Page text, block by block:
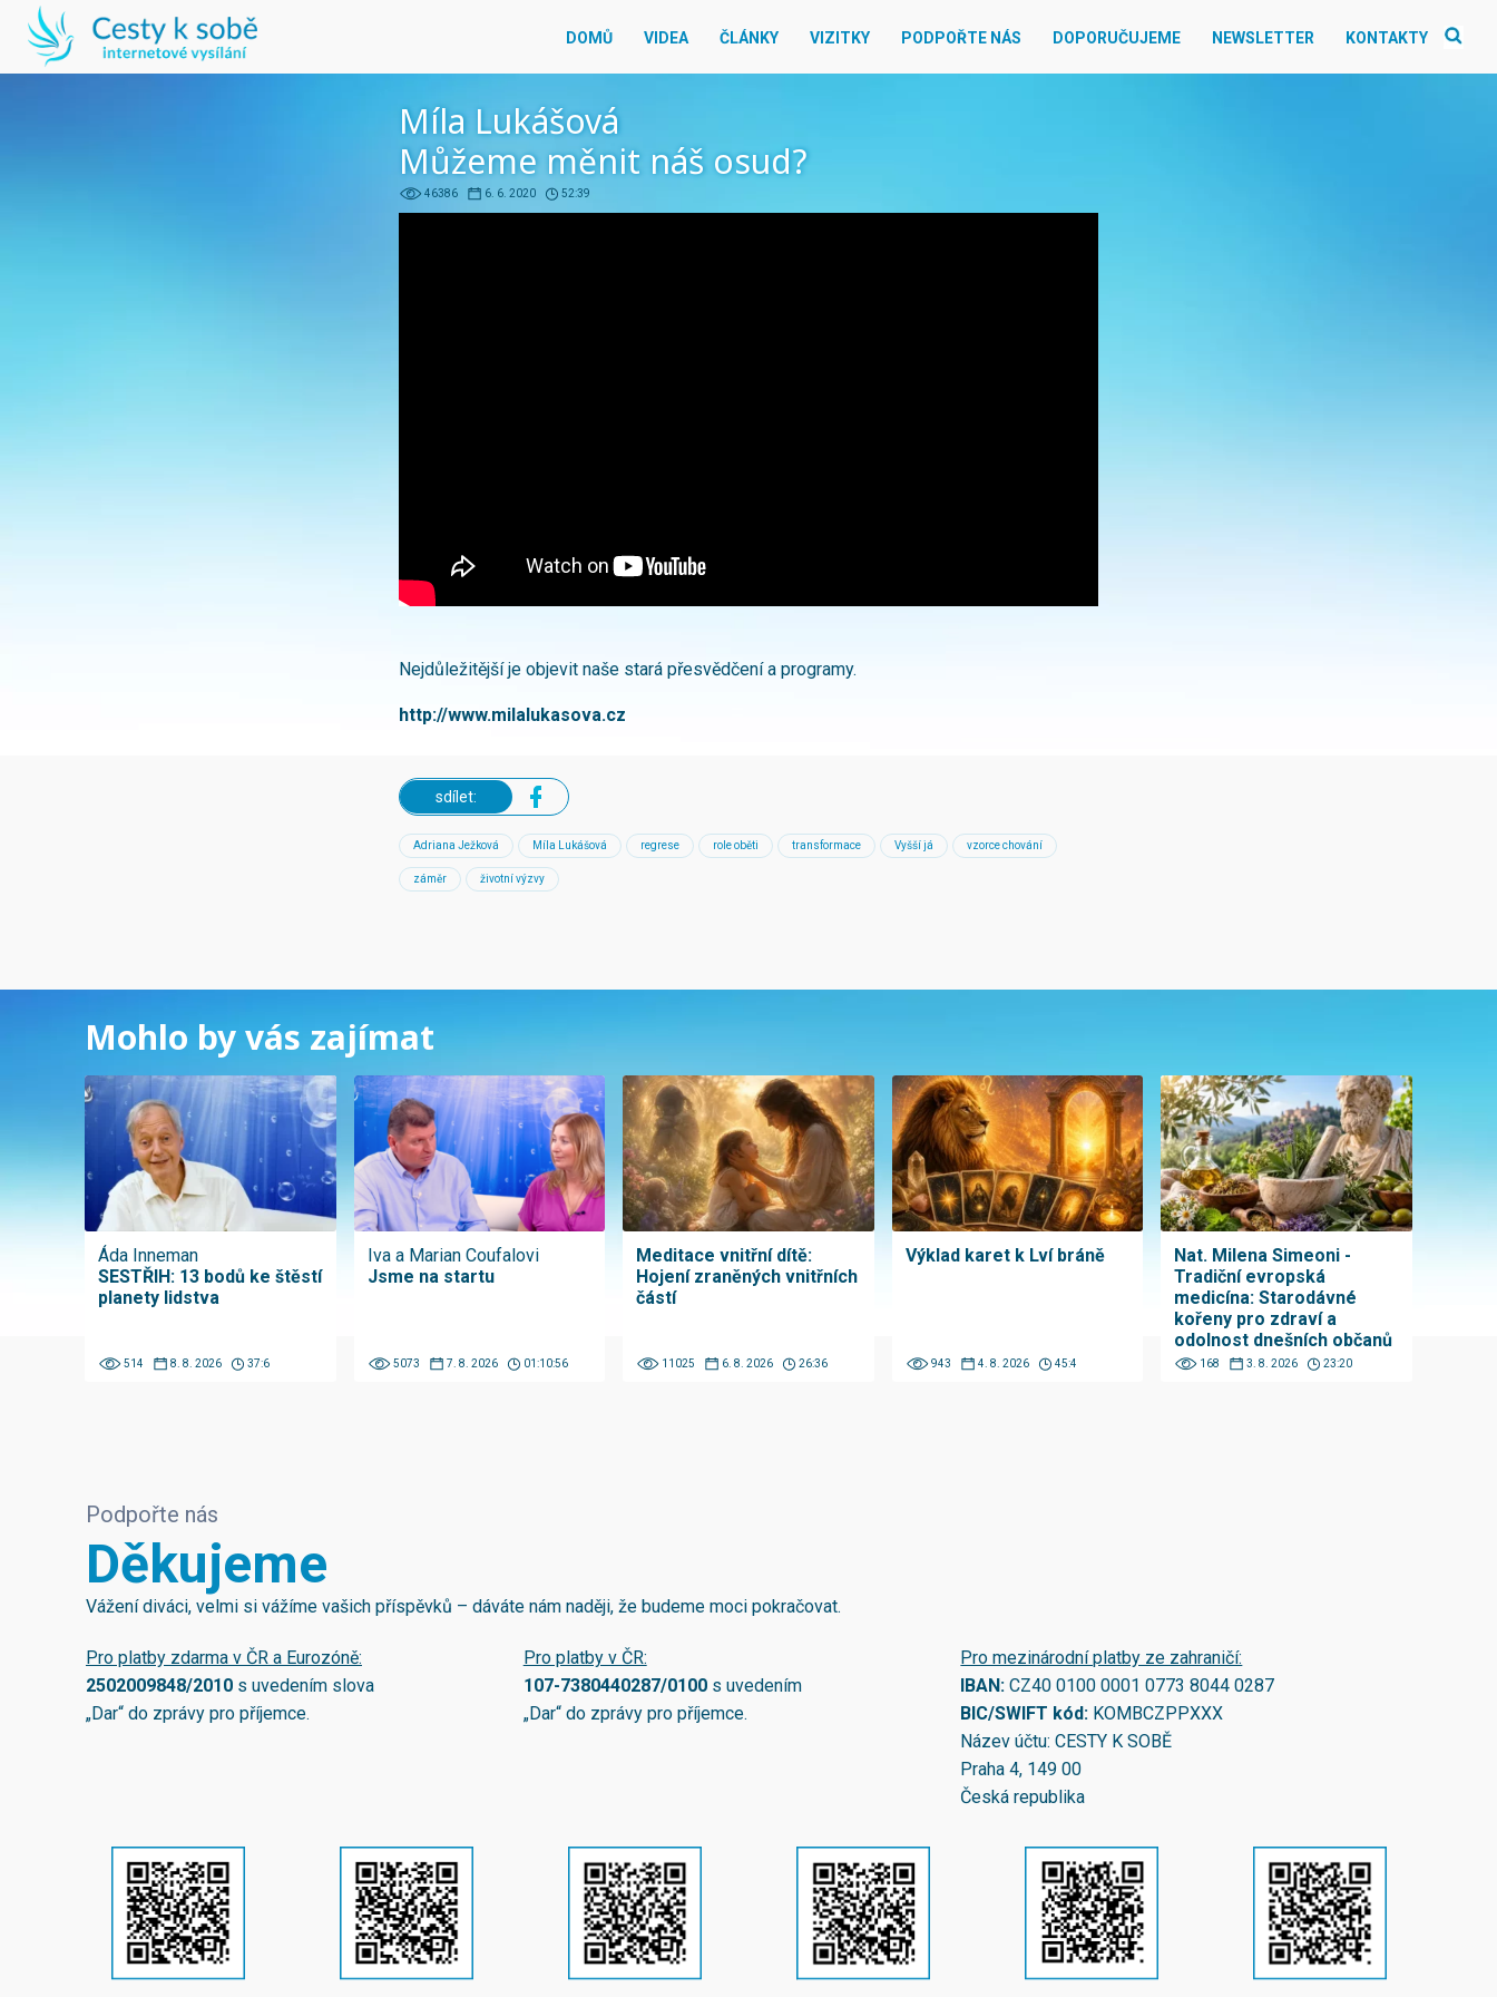
DOMŮ VIDEA ČLÁNKY VIZITKY PODPOŘTE NÁS DOPORUČUJEME NEWSLETTER KONTAKTY
Míla Lukášová
Můžeme měnit náš osud?
46386 6. 6. 2020 52:39
Nejdůležitější je objevit naše stará přesvědčení a programy.
http://www.milalukasova.cz
sdílet:
Adriana Ježková Míla Lukášová regrese role oběti transformace Vyšší já vzorce chování
záměr životní výzvy
Mohlo by vás zajímat
Áda Inneman
SESTŘIH: 13 bodů ke štěstí
planety lidstva
514 8. 8. 2026 37:6
Iva a Marian Coufalovi
Jsme na startu
5073 7. 8. 2026 01:10:56
Meditace vnitřní dítě:
Hojení zraněných vnitřních
částí
11025 6. 8. 2026 26:36
Výklad karet k Lví bráně
943 4. 8. 2026 45:4
Nat. Milena Simeoni -
Tradiční evropská
medicína: Starodávné
kořeny pro zdraví a
odolnost dnešních občanů
168 3. 8. 2026 23:20
Podpořte nás
Děkujeme
Vážení diváci, velmi si vážíme vašich příspěvků – dáváte nám naději, že budeme moci pokračovat.
Pro platby zdarma v ČR a Eurozóně:
2502009848/2010 s uvedením slova
„Dar“ do zprávy pro příjemce.
Pro platby v ČR:
107-7380440287/0100s uvedením
„Dar“ do zprávy pro příjemce.
Pro mezinárodní platby ze zahraničí:
IBAN:CZ40 0100 0001 0773 8044 0287
BIC/SWIFT kód: KOMBCZPPXXX
Název účtu: CESTY K SOBĚ
Praha 4, 149 00
Česká republika